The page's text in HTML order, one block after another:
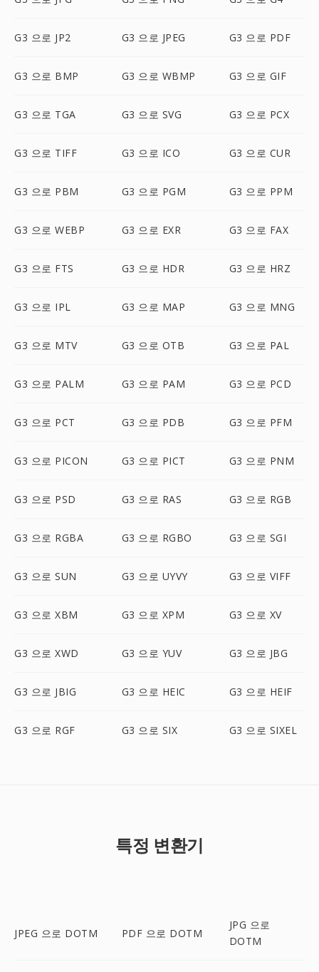
G3 으로 JP2 G3 으로 JPEG G3 으로 PDF
G3 으로 BMP G3 으로 WBMP G3 으로 GIF
G3 으로 TGA G3 으로 SVG G3 으로 PCX
G3 으로 TIFF G3 으로 ICO G3 으로 CUR
G3 으로 PBM G3 으로 PGM G3 으로 PPM
G3 으로 WEBP G3 으로 EXR G3 으로 FAX
G3 으로 FTS G3 으로 HDR G3 으로 HRZ
G3 으로 IPL G3 으로 MAP G3 으로 MNG
G3 으로 MTV G3 으로 OTB G3 으로 PAL
G3 으로 PALM G3 으로 PAM G3 으로 PCD
G3 으로 PCT G3 으로 PDB G3 으로 PFM
G3 으로 PICON G3 으로 PICT G3 으로 PNM
G3 으로 PSD G3 으로 RAS G3 으로 RGB
G3 으로 RGBA G3 으로 RGBO G3 으로 SGI
G3 으로 SUN G3 으로 UYVY G3 으로 VIFF
G3 으로 XBM G3 으로 XPM G3 으로 XV
G3 으로 XWD G3 으로 YUV G3 으로 JBG
G3 으로 JBIG G3 으로 HEIC G3 으로 HEIF
G3 으로 RGF G3 으로 SIX G3 으로 SIXEL
특정 변환기
JPEG 으로 DOTM PDF 으로 DOTM
JPG 으로
DOTM